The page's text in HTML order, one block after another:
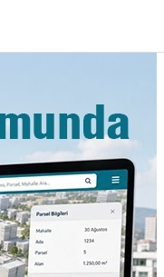
yaşıyorsak,
“2014
tüm
sayısı
olarak
uygulamamızla da
diye